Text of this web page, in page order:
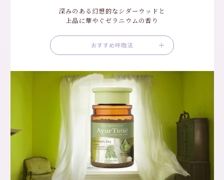
深みのある幻想的なシダーウッドと
上品に華やぐゼラニウムの香り
おすすめ呼吸法